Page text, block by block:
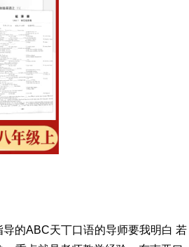
的ABC天丅口语的导师要我明白 若